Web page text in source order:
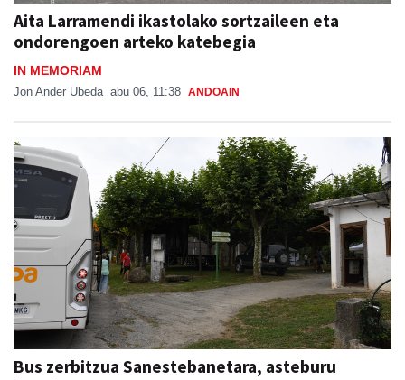
Aita Larramendi ikastolako sortzaileen eta
ondorengoen arteko katebegia
IN MEMORIAM
Jon Ander Ubeda abu 06, 11:38 ANDOAIN
Bus zerbitzua Sanestebanetara, asteburu